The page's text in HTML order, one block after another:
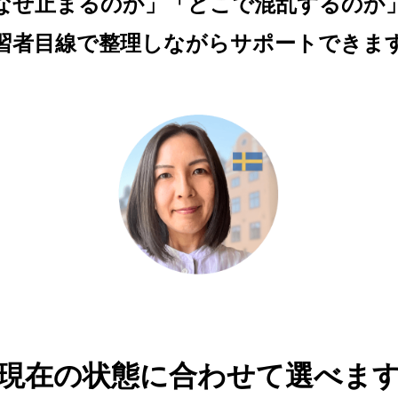
者目線で整理しながらサポートできま
在の状態に合わせて選べま